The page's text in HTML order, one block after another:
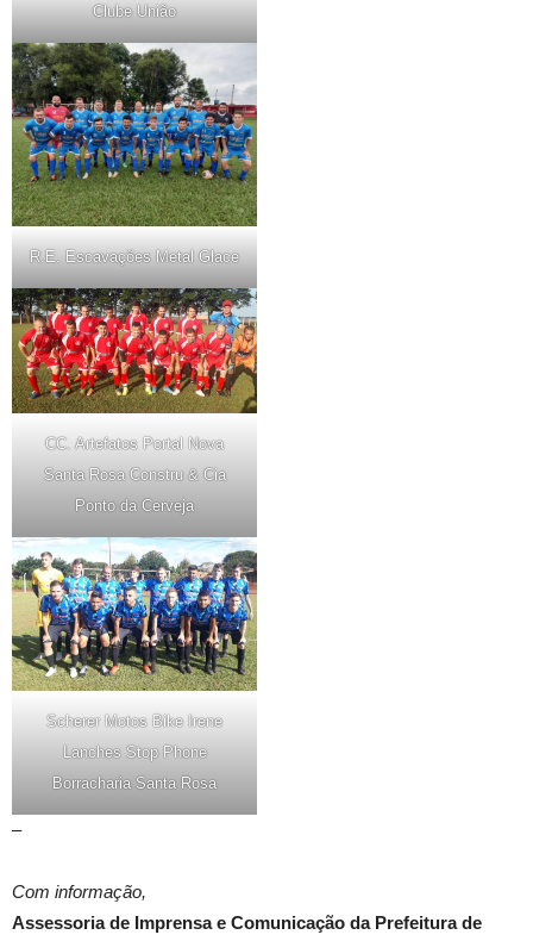
Clube União
R.E. Escavações Metal Glace
CC. Artefatos Portal Nova
Santa Rosa Constru & Cia
Ponto da Cerveja
Scherer Motos Bike Irene
Lanches Stop Phone
Borracharia Santa Rosa
–
Com informação,
Assessoria de Imprensa e Comunicação da Prefeitura de